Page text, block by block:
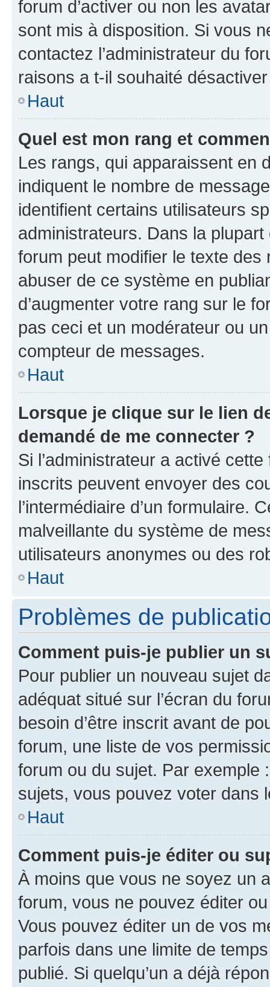
forum d’activer ou non les
sont mis à disposition. Si vous
contactez l’administrateur du
raisons a t-il souhaité
Haut
Quel est mon rang et
Les rangs, qui apparaissent en
indiquent le nombre de
identifient certains utilisateurs
administrateurs. Dans la
forum peut modifier le texte
abuser de ce système en
d’augmenter votre rang sur le
pas ceci et un modérateur ou
compteur de messages.
Haut
Lorsque je clique sur le lien
demandé de me connecter ?
Si l’administrateur a activé
inscrits peuvent envoyer des
l’intermédiaire d’un formulaire.
malveillante du système de
utilisateurs anonymes ou des
Haut
Problèmes de
Comment puis-je publier un
Pour publier un nouveau sujet
adéquat situé sur l’écran du
besoin d’être inscrit avant de
forum, une liste de vos
forum ou du sujet. Par exemple
sujets, vous pouvez voter dans
Haut
Comment puis-je éditer ou
À moins que vous ne soyez un
forum, vous ne pouvez éditer
Vous pouvez éditer un de vos
parfois dans une limite de
publié. Si quelqu’un a déjà